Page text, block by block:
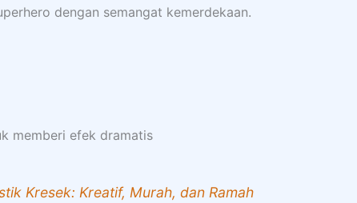
dengan semangat kemerdekaan.
memberi efek dramatis
Kresek: Kreatif, Murah, dan Ramah